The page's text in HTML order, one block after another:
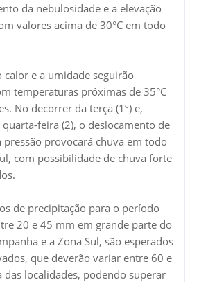
da nebulosidade e a elevação
valores acima de 30°C em todo
calor e a umidade seguirão
temperaturas próximas de 35°C
No decorrer da terça (1º) e,
feira (2), o deslocamento de
pressão provocará chuva em todo
com possibilidade de chuva forte
de precipitação para o período
20 e 45 mm em grande parte do
e a Zona Sul, são esperados
que deverão variar entre 60 e
localidades, podendo superar